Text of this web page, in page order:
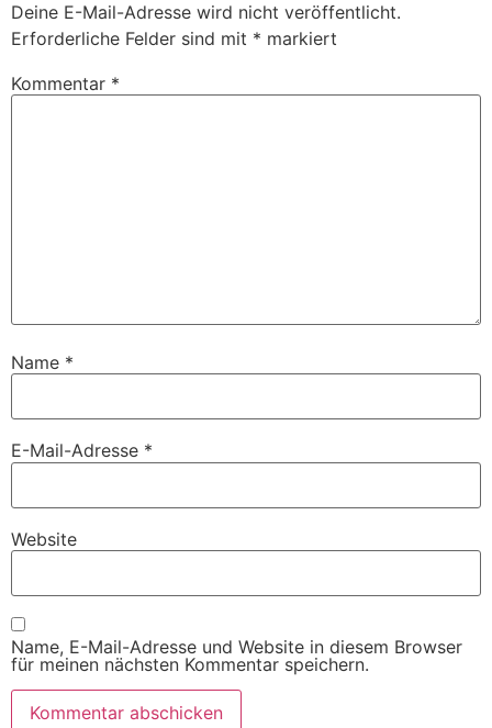
Deine E-Mail-Adresse wird nicht veröffentlicht.
Erforderliche Felder sind mit * markiert
Kommentar *
Name *
E-Mail-Adresse *
Website
Name, E-Mail-Adresse und Website in diesem Browser
für meinen nächsten Kommentar speichern.